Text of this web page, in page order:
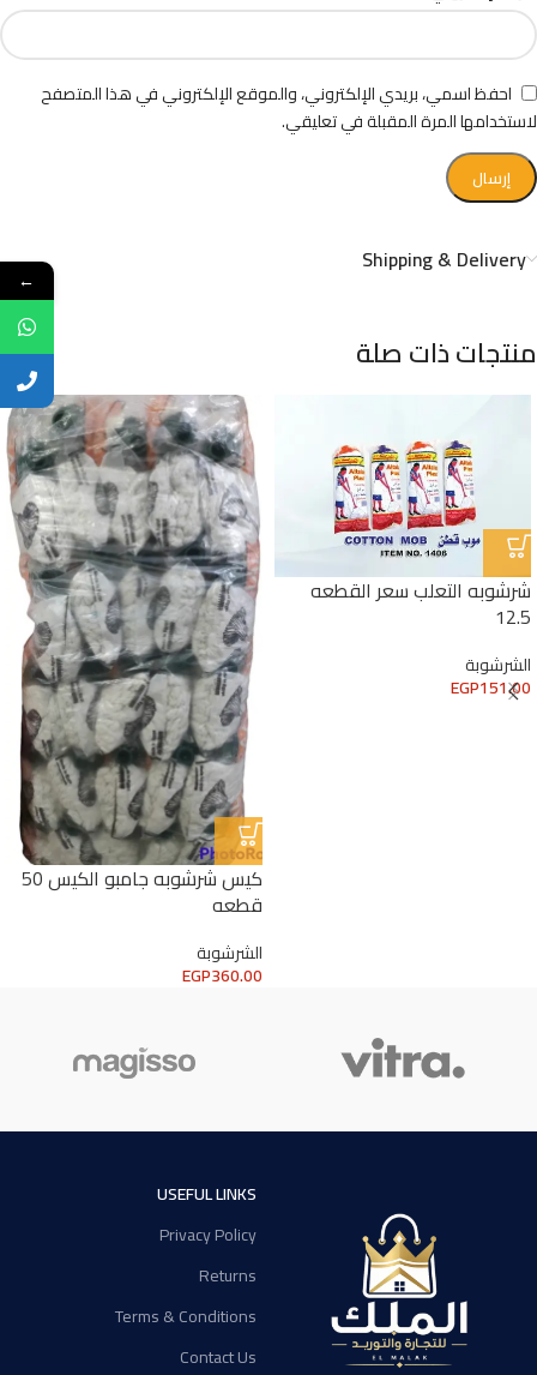
احفظ اسمي، بريدي الإلكتروني، والموقع الإلكتروني في هذا المتصفح
لاستخدامها المرة المقبلة في تعليقي.
Shipping & Delivery
منتجات ذات صلة
شرشوبه التعلب سعر القطعه
12.5
الشرشوبة
EGP151.00
كيس شرشوبه جامبو الكيس 50
قطعه
الشرشوبة
EGP360.00
USEFUL LINKS
Privacy Policy
Returns
Terms & Conditions
Contact Us
←